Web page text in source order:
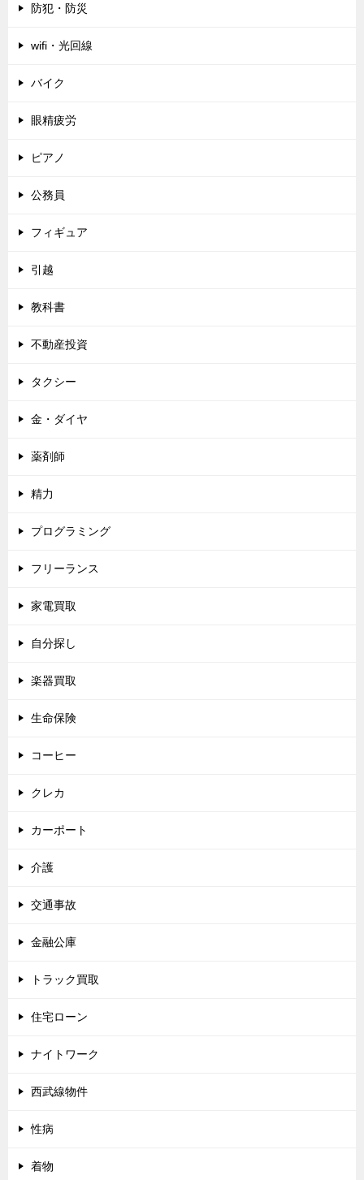
防犯・防災
wifi・光回線
バイク
眼精疲労
ピアノ
公務員
フィギュア
引越
教科書
不動産投資
タクシー
金・ダイヤ
薬剤師
精力
プログラミング
フリーランス
家電買取
自分探し
楽器買取
生命保険
コーヒー
クレカ
カーポート
介護
交通事故
金融公庫
トラック買取
住宅ローン
ナイトワーク
西武線物件
性病
着物